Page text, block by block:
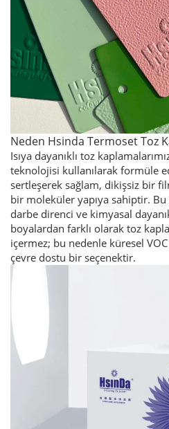
Neden Hsinda Termoset Toz
Isıya dayanıklı toz
teknolojisi kullanılarak formüle
sertleşerek sağlam, dikişsiz bir
bir moleküler yapıya sahiptir.
darbe direnci ve kimyasal
boyalardan farklı olarak toz
içermez; bu nedenle küresel
çevre dostu bir seçenektir.